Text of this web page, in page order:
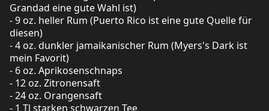
Grandad eine gute Wahl ist)
- 9 oz. heller Rum (Puerto Rico ist eine gute Quelle für
diesen)
- 4 oz. dunkler jamaikanischer Rum (Myers's Dark ist
mein Favorit)
- 6 oz. Aprikosenschnaps
- 12 oz. Zitronensaft
- 24 oz. Orangensaft
- 1 Tl starken schwarzen Tee